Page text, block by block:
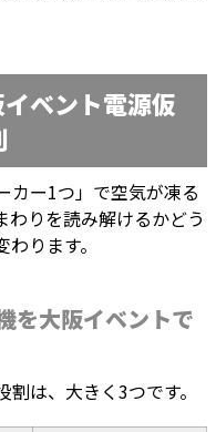
ベント電源仮
カー1つ」で空気が凍る
わりを読み解けるかどう
ります。
を大阪イベントで
は、大きく3つです。